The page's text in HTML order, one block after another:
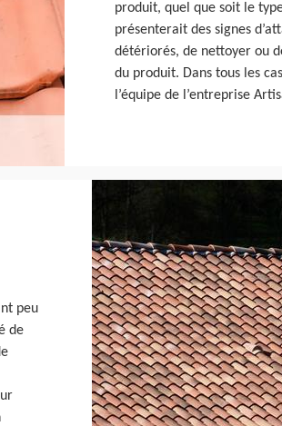
produit, quel que soit le
présenterait des signes
détériorés, de nettoyer ou
du produit. Dans tous les
l’équipe de l’entreprise
peu
de